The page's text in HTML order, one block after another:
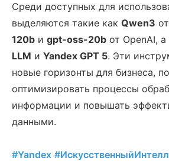
Среди доступных для
выделяются такие как Qwen3
120b и gpt-oss-20b от OpenAI,
LLM и Yandex GPT 5. Эти
новые горизонты для бизнеса,
оптимизировать процессы
информации и повышать
данными.
#Yandex